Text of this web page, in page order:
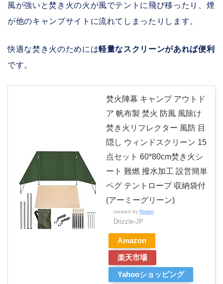
風が強いと焚き火の火が風でテントに飛び移ったり、煙
が他のキャンプサイトに流れてしまったりします。
快適な焚き火のためには軽量なスクリーンがあれば便利
です。
焚火陣幕 キャンプ アウトド
ア 帆布製 焚火 防風 風除け
焚き火リフレクター 風防 目
隠し ウィンドスクリーン 15
点セット 60*80cm焚き火シ
ート 難燃 撥水加工 設営簡単
ペグ テントロープ 収納袋付
(アーミーグリーン)
created by Rinker
Drizzle-JP
Amazon
楽天市場
Yahooショッピング